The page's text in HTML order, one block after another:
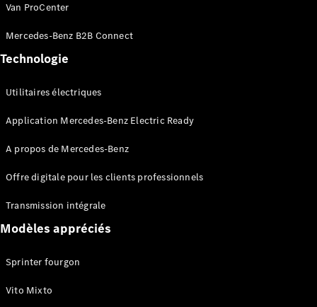
double
Châssis à
benne
Configurateur
Benz Store
Vito
Vito
Fourgon
Van ProCenter
Mercedes-Benz B2B Connect
Technologie
Utilitaires électriques
Application Mercedes-Benz Electric Ready
A propos de Mercedes-Benz
Offre digitale pour les clients professionnels
Transmission intégrale
Modèles appréciés
Sprinter fourgon
Vito Mixto